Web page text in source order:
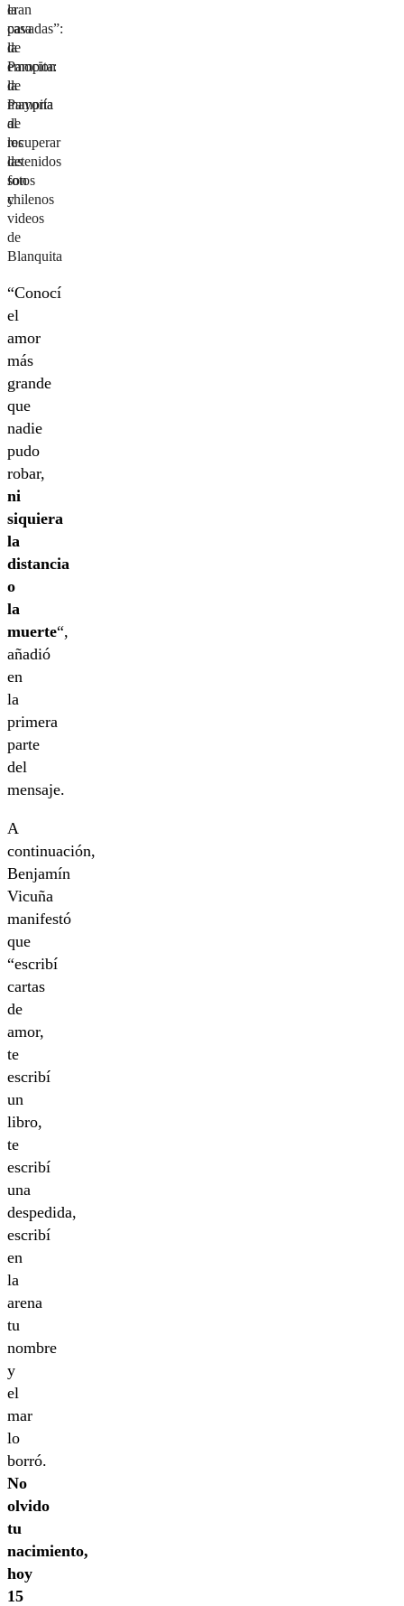
la
casa
de
Pampita:
la
mayoría
de
los
detenidos
son
chilenos
eran
pavadas”:
la
emocion
de
Pampita
al
recuperar
las
fotos
y
videos
de
Blanquita
“Conocí
el
amor
más
grande
que
nadie
pudo
robar,
ni
siquiera
la
distancia
o
la
muerte“,
añadió
en
la
primera
parte
del
mensaje.
A
continuación,
Benjamín
Vicuña
manifestó
que
“escribí
cartas
de
amor,
te
escribí
un
libro,
te
escribí
una
despedida,
escribí
en
la
arena
tu
nombre
y
el
mar
lo
borró.
No
olvido
tu
nacimiento,
hoy
15